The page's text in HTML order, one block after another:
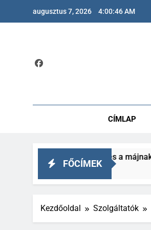
augusztus 7, 2026 4:00:47 AM
CÍMLAP
FŐCÍMEK
a fogyásban és a májnak?
Kezdőoldal Szolgáltatók